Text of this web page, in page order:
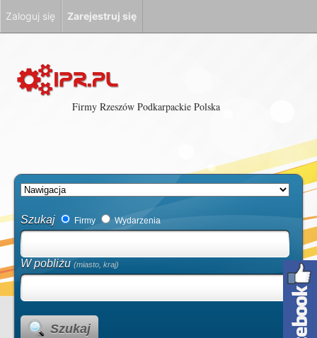
Firmy Rzeszów Podkarpackie Polska
Szukaj Firmy Wydarzenia
W pobliżu (miasto, kraj)
Szukaj
Zaloguj się Zarejestruj się